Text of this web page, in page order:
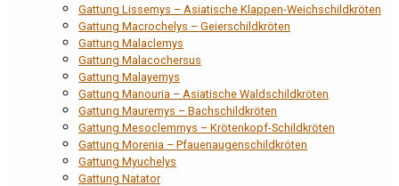
Gattung Lissemys – Asiatische Klappen-Weichschildkröten
Gattung Macrochelys – Geierschildkröten
Gattung Malaclemys
Gattung Malacochersus
Gattung Malayemys
Gattung Manouria – Asiatische Waldschildkröten
Gattung Mauremys – Bachschildkröten
Gattung Mesoclemmys – Krötenkopf-Schildkröten
Gattung Morenia – Pfauenaugenschildkröten
Gattung Myuchelys
Gattung Natator